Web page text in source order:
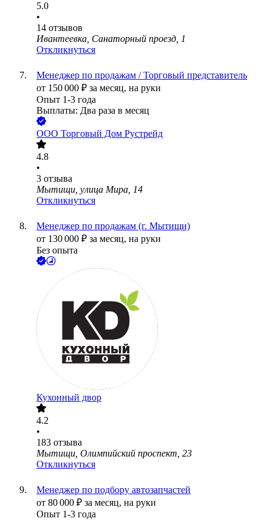
5.0
•
14 отзывов
Ивантеевка, Санаторный проезд, 1
Откликнуться
Менеджер по продажам / Торговый представитель
от 150 000 ₽ за месяц, на руки
Опыт 1-3 года
Выплаты: Два раза в месяц
ООО Торговый Дом Рустрейд
4.8
•
3 отзыва
Мытищи, улица Мира, 14
Откликнуться
Менеджер по продажам (г. Мытищи)
от 130 000 ₽ за месяц, на руки
Без опыта
Кухонный двор
4.2
•
183 отзыва
Мытищи, Олимпийский проспект, 23
Откликнуться
Менеджер по подбору автозапчастей
от 80 000 ₽ за месяц, на руки
Опыт 1-3 года